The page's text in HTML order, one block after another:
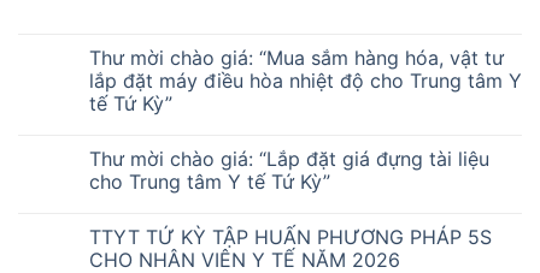
Thư mời chào giá: “Mua sắm hàng hóa, vật tư
lắp đặt máy điều hòa nhiệt độ cho Trung tâm Y
tế Tứ Kỳ”
Thư mời chào giá: “Lắp đặt giá đựng tài liệu
cho Trung tâm Y tế Tứ Kỳ”
TTYT TỨ KỲ TẬP HUẤN PHƯƠNG PHÁP 5S
CHO NHÂN VIÊN Y TẾ NĂM 2026